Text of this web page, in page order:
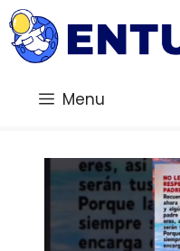
Saltar
al
contenido
Menu